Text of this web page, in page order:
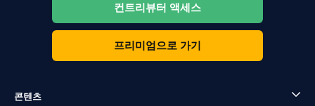
컨트리뷰터 액세스
프리미엄으로 가기
콘텐츠